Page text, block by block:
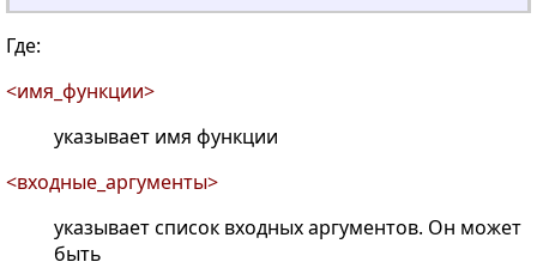
Где:
<имя_функции>
указывает имя функции
<входные_аргументы>
указывает список входных аргументов. Он может
быть